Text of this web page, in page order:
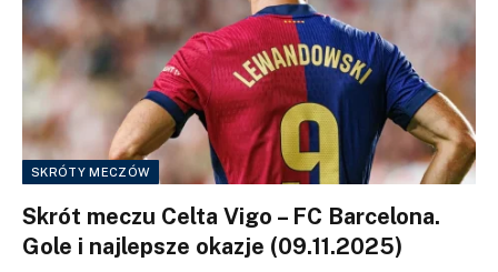
SKRÓTY MECZÓW
Skrót meczu Celta Vigo – FC Barcelona.
Gole i najlepsze okazje (09.11.2025)